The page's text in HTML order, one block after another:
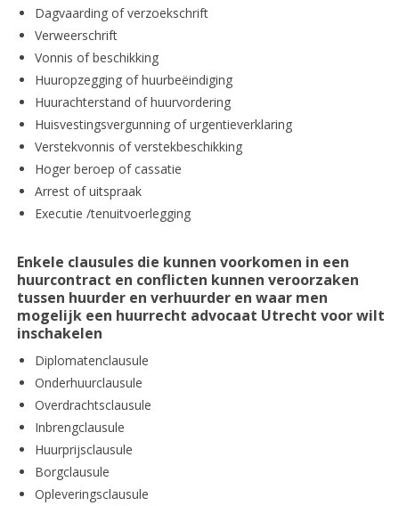
Dagvaarding of verzoekschrift
Verweerschrift
Vonnis of beschikking
Huuropzegging of huurbeëindiging
Huurachterstand of huurvordering
Huisvestingsvergunning of urgentieverklaring
Verstekvonnis of verstekbeschikking
Hoger beroep of cassatie
Arrest of uitspraak
Executie /tenuitvoerlegging
Enkele clausules die kunnen voorkomen in een
huurcontract en conflicten kunnen veroorzaken
tussen huurder en verhuurder en waar men
mogelijk een huurrecht advocaat Utrecht voor wilt
inschakelen
Diplomatenclausule
Onderhuurclausule
Overdrachtsclausule
Inbrengclausule
Huurprijsclausule
Borgclausule
Opleveringsclausule